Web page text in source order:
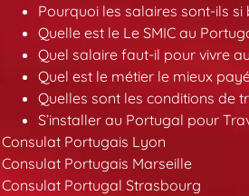
Pourquoi les salaires sont-ils
Quelle est le Le SMIC au
Quel salaire faut-il pour vivre
Quel est le métier le mieux
Quelles sont les conditions de
S’installer au Portugal pour
Consulat Portugais Lyon
Consulat Portugais Marseille
Consulat Portugal Strasbourg